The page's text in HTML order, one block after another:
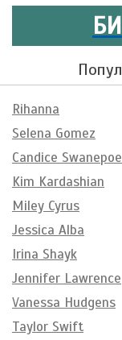
Rihanna
Selena Gomez
Candice
Kim Kardashian
Miley Cyrus
Jessica Alba
Irina Shayk
Jennifer Lawrence
Vanessa Hudgens
Taylor Swift